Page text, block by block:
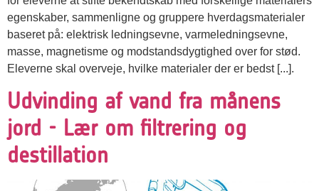
egenskaber, sammenligne og gruppere hverdagsmaterialer
baseret på: elektrisk ledningsevne, varmeledningsevne,
masse, magnetisme og modstandsdygtighed over for stød.
Eleverne skal overveje, hvilke materialer der er bedst [...].
Udvinding af vand fra månens
jord - Lær om filtrering og
destillation